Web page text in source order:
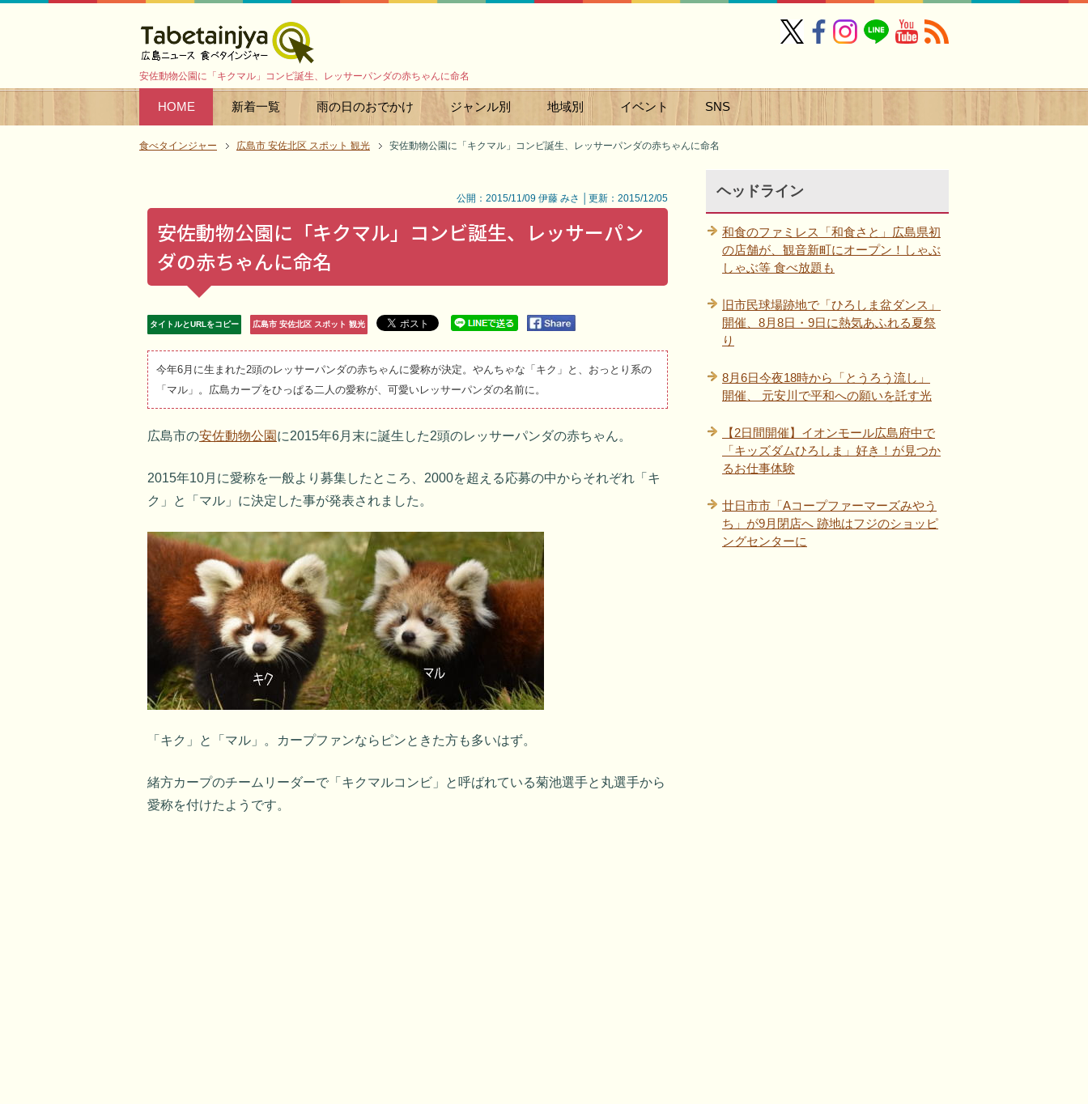
安佐動物公園に「キクマル」コンビ誕生、レッサーパンダの赤ちゃんに命名
HOME 新着一覧 雨の日のおでかけ ジャンル別 地域別 イベント SNS
食べタインジャー 広島市 安佐北区 スポット 観光 安佐動物公園に「キクマル」コンビ誕生、レッサーパンダの赤ちゃんに命名
公開：2015/11/09 伊藤 みさ │更新：2015/12/05
安佐動物公園に「キクマル」コンビ誕生、レッサーパン
ダの赤ちゃんに命名
タイトルとURLをコピー 広島市 安佐北区 スポット 観光
今年6月に生まれた2頭のレッサーパンダの赤ちゃんに愛称が決定。やんちゃな「キク」と、おっとり系の
「マル」。広島カープをひっぱる二人の愛称が、可愛いレッサーパンダの名前に。
広島市の安佐動物公園 に2015年6月末に誕生した2頭のレッサーパンダの赤ちゃん。
2015年10月に愛称を一般より募集したところ、2000を超える応募の中からそれぞれ「キ
ク」と「マル」に決定した事が発表されました。
「キク」と「マル」。カープファンならピンときた方も多いはず。
緒方カープのチームリーダーで「キクマルコンビ」と呼ばれている菊池選手と丸選手から
愛称を付けたようです。
ヘッドライン
和食のファミレス「和食さと」広島県初
の店舗が、観音新町にオープン！しゃぶ
しゃぶ等 食べ放題も
旧市民球場跡地で「ひろしま盆ダンス」
開催、8月8日・9日に熱気あふれる夏祭
り
8月6日今夜18時から「とうろう流し」
開催、 元安川で平和への願いを託す光
【2日間開催】イオンモール広島府中で
「キッズダムひろしま」好き！が見つか
るお仕事体験
廿日市市「Aコープファーマーズみやう
ち」が9月閉店へ 跡地はフジのショッピ
ングセンターに